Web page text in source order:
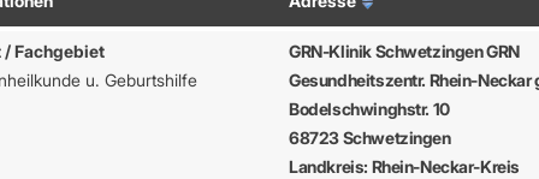
Dienstplanung mit BD-Online
Bereitschaftspraxis/
Kooperationsärzte
Bereitschaftsdienst-Vertreter-
NEUE
der Ärzte/Therapeuten
Zulassungsausschüsse
Koordinierungsstelle
Kompetenzzentrum Hygiene
Freie Allianz der Länder-KVen
KV SIS BW
/ Fachgebiet
u. Geburtshilfe
GRN-Klinik Schwetzingen GRN
Gesundheitszentr. Rhein-Neckar
Bodelschwinghstr. 10
68723 Schwetzingen
Landkreis: Rhein-Neckar-Kreis